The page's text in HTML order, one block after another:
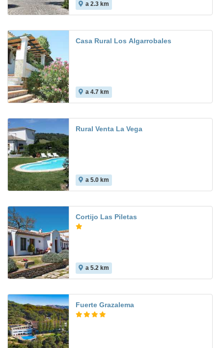
a 2.3 km
Casa Rural Los Algarrobales
a 4.7 km
Rural Venta La Vega
a 5.0 km
Cortijo Las Piletas
a 5.2 km
Fuerte Grazalema